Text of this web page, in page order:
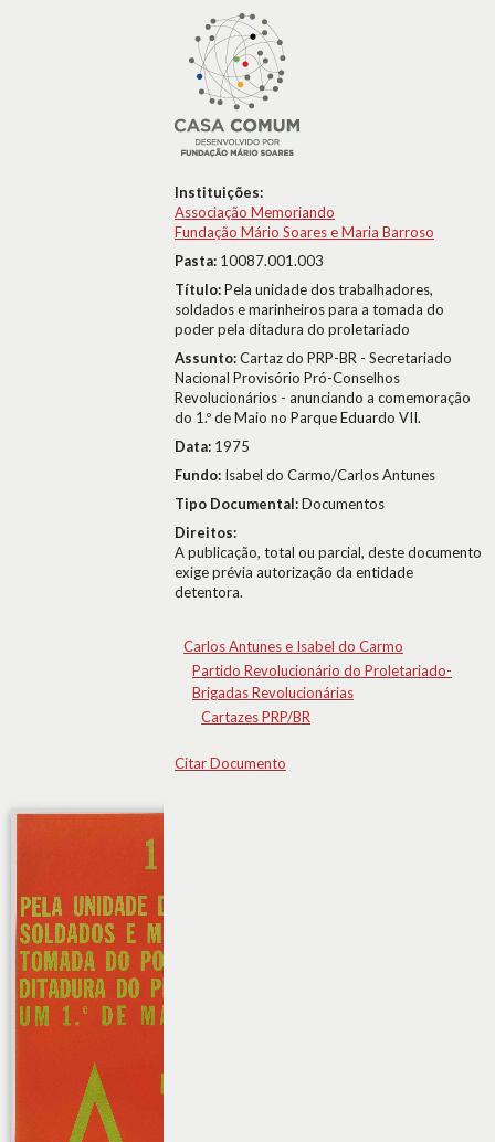
Instituições:
Associação Memoriando
Fundação Mário Soares e Maria Barroso
Pasta: 10087.001.003
Título:Pela unidade dos trabalhadores,
soldados e marinheiros para a tomada do
poder pela ditadura do proletariado
Assunto:Cartaz do PRP-BR - Secretariado
Nacional Provisório Pró-Conselhos
Revolucionários - anunciando a comemoração
do 1.º de Maio no Parque Eduardo VII.
Data: 1975
Fundo: Isabel do Carmo/Carlos Antunes
Tipo Documental:Documentos
Direitos:
A publicação, total ou parcial, deste documento
exige prévia autorização da entidade
detentora.
Carlos Antunes e Isabel do Carmo
Partido Revolucionário do Proletariado-
Brigadas Revolucionárias
Cartazes PRP/BR
Citar Documento